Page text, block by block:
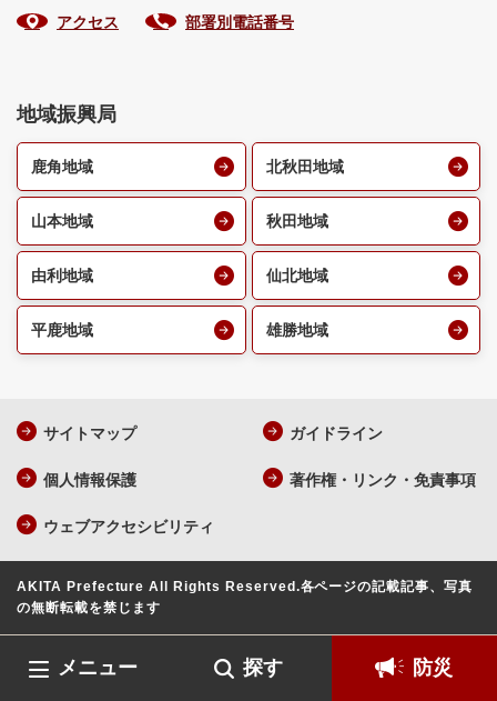
メニュー 探す 防災
アクセス 部署別電話番号
地域振興局
鹿角地域 北秋田地域
山本地域 秋田地域
由利地域 仙北地域
平鹿地域 雄勝地域
サイトマップ ガイドライン
個人情報保護 著作権・リンク・免責事項
ウェブアクセシビリティ
AKITA Prefecture All Rights Reserved.各ページの記載記事、写真
の無断転載を禁じます